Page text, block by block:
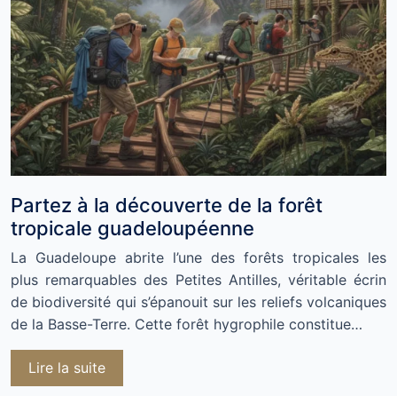
Partez à la découverte de la forêt
tropicale guadeloupéenne
La Guadeloupe abrite l’une des forêts tropicales les
plus remarquables des Petites Antilles, véritable écrin
de biodiversité qui s’épanouit sur les reliefs volcaniques
de la Basse-Terre. Cette forêt hygrophile constitue…
Lire la suite